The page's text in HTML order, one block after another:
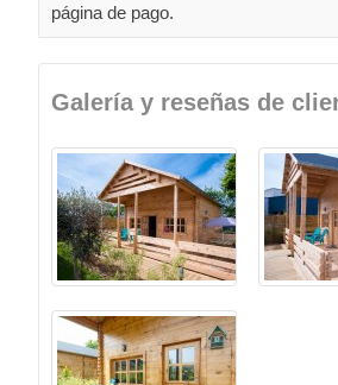
página de pago.
Galería y reseñas de